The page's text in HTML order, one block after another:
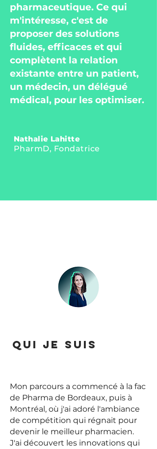
pharmaceutique. Ce qui
m'intéresse, c'est de
proposer des solutions
fluides, efficaces et qui
complètent la relation
existante entre un patient,
un médecin, un délégué
médical, pour les optimiser.
Nathalie Lahitte
PharmD, Fondatrice
QUI JE SUIs
Mon parcours a commencé à la fac
de Pharma de Bordeaux, puis à
Montréal, où j'ai adoré l'ambiance
de compétition qui régnait pour
devenir le meilleur pharmacien.
J'ai découvert les innovations qui